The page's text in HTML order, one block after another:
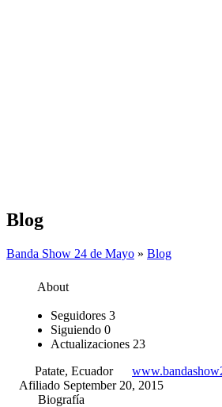
Blog
Banda Show 24 de Mayo » Blog
About
Seguidores 3
Siguiendo 0
Actualizaciones 23
Patate, Ecuador
Afiliado September 20, 2015
Biografía